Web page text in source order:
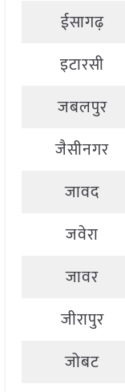
ईसागढ़
इटारसी
जबलपुर
जैसीनगर
जावद
जवेरा
जावर
जीरापुर
जोबट